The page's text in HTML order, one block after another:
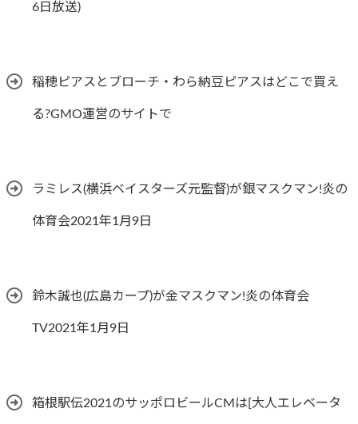
6日放送)
稲穂ピアスとブローチ・わら納豆ピアスはどこで買え
る?GMO運営のサイトで
ラミレス(横浜ベイスターズ元監督)が銀マスクマン!炎の
体育会2021年1月9日
鈴木誠也(広島カープ)が金マスクマン!炎の体育会
TV2021年1月9日
箱根駅伝2021のサッポロビールCMは[大人エレベータ